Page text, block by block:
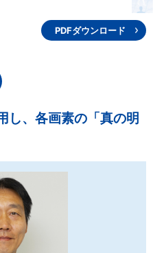
記事
レンダー
ップ
PDFダウンロード
し、各画素の「真の明